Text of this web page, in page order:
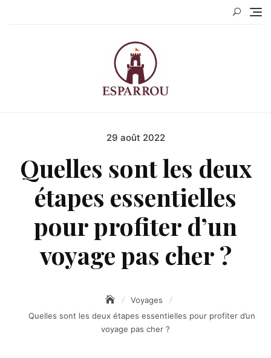
Posted
29 août 2022
Quelles sont les deux
étapes essentielles
pour profiter d’un
voyage pas cher ?
Voyages
Quelles sont les deux étapes essentielles pour profiter d’un
voyage pas cher ?